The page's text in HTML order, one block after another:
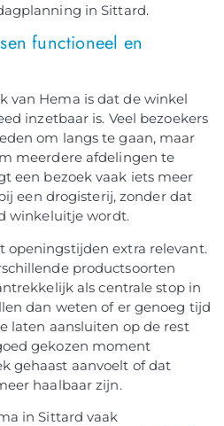
in Sittard.
functioneel en
van Hema is dat de winkel
inzetbaar is. Veel bezoekers
om langs te gaan, maar
meerdere afdelingen te
een bezoek vaak iets meer
een drogisterij, zonder dat
winkeluitje wordt.
openingstijden extra relevant.
productsoorten
als centrale stop in
dan weten of er genoeg tijd
laten aansluiten op de rest
gekozen moment
gehaast aanvoelt of dat
haalbaar zijn.
in Sittard vaak